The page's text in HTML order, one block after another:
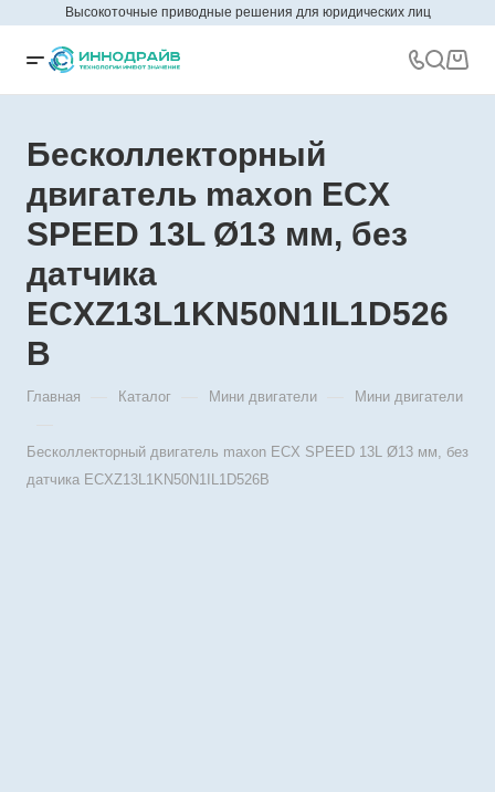
Высокоточные приводные решения для юридических лиц
Бесколлекторный
двигатель maxon ECX
SPEED 13L Ø13 мм, без
датчика
ECXZ13L1KN50N1IL1D526
B
Главная Каталог Мини двигатели Мини двигатели
Бесколлекторный двигатель maxon ECX SPEED 13L Ø13 мм, без
датчика ECXZ13L1KN50N1IL1D526B